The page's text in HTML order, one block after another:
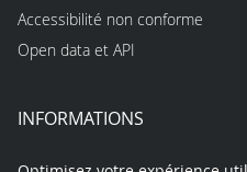
Accessibilité non conforme
Open data et API
INFORMATIONS